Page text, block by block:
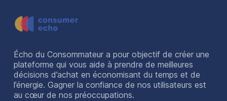
Écho du Consommateur a pour objectif de créer une
plateforme qui vous aide à prendre de meilleures
décisions d’achat en économisant du temps et de
l’énergie. Gagner la confiance de nos utilisateurs est
au cœur de nos préoccupations.